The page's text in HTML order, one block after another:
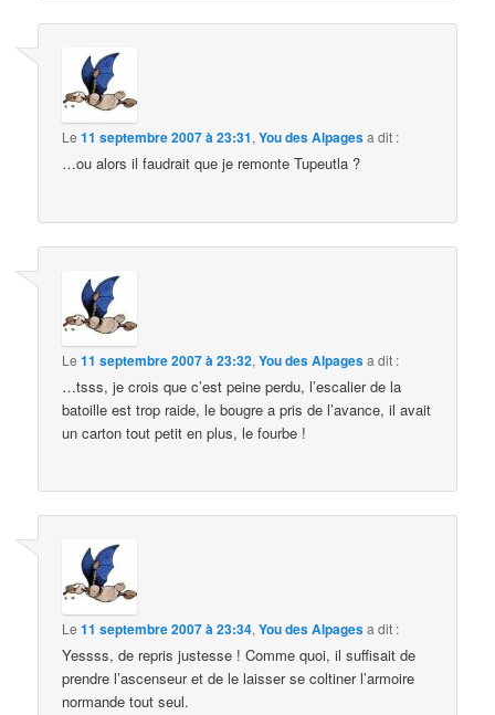
Le11 septembre 2007 à 23:31,You des Alpagesa dit :
…ou alors il faudrait que je remonte Tupeutla ?
Le11 septembre 2007 à 23:32,You des Alpagesa dit :
…tsss, je crois que c’est peine perdu, l’escalier de la
batoille est trop raide, le bougre a pris de l’avance, il avait
un carton tout petit en plus, le fourbe !
Le11 septembre 2007 à 23:34,You des Alpagesa dit :
Yessss, de repris justesse ! Comme quoi, il suffisait de
prendre l’ascenseur et de le laisser se coltiner l’armoire
normande tout seul.